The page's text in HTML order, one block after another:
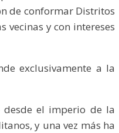
de conformar Distritos
vecinas y con intereses
exclusivamente a la
el imperio de la
y una vez más ha